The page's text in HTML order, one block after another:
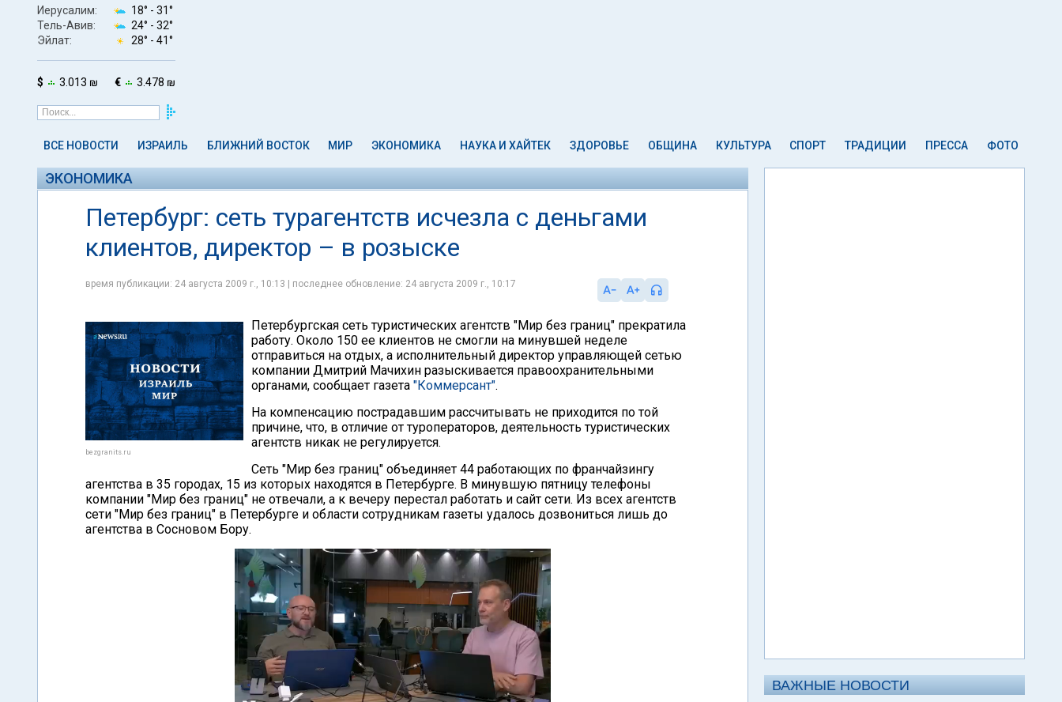
Иерусалим: 18° - 31°
Тель-Авив:
24° - 32°
Эйлат:
28° - 41°
$ 3.013 ₪ € 3.478 ₪
ВСЕ НОВОСТИ ИЗРАИЛЬ БЛИЖНИЙ ВОСТОК МИР ЭКОНОМИКА НАУКА И ХАЙТЕК ЗДОРОВЬЕ ОБЩИНА КУЛЬТУРА СПОРТ ТРАДИЦИИ ПРЕССА ФОТО
ЭКОНОМИКА
Петербург: сеть турагентств исчезла с деньгами
клиентов, директор – в розыске
время публикации: 24 августа 2009 г., 10:13 | последнее обновление: 24 августа 2009 г., 10:17
bezgranits.ru
Петербургская сеть туристических агентств "Мир без границ" прекратила
работу. Около 150 ее клиентов не смогли на минувшей неделе
отправиться на отдых, а исполнительный директор управляющей сетью
компании Дмитрий Мачихин разыскивается правоохранительными
органами, сообщает газета "Коммерсант".
На компенсацию пострадавшим рассчитывать не приходится по той
причине, что, в отличие от туроператоров, деятельность туристических
агентств никак не регулируется.
Сеть "Мир без границ" объединяет 44 работающих по франчайзингу
агентства в 35 городах, 15 из которых находятся в Петербурге. В минувшую пятницу телефоны
компании "Мир без границ" не отвечали, а к вечеру перестал работать и сайт сети. Из всех агентств
сети "Мир без границ" в Петербурге и области сотрудникам газеты удалось дозвониться лишь до
агентства в Сосновом Бору.
ВАЖНЫЕ НОВОСТИ